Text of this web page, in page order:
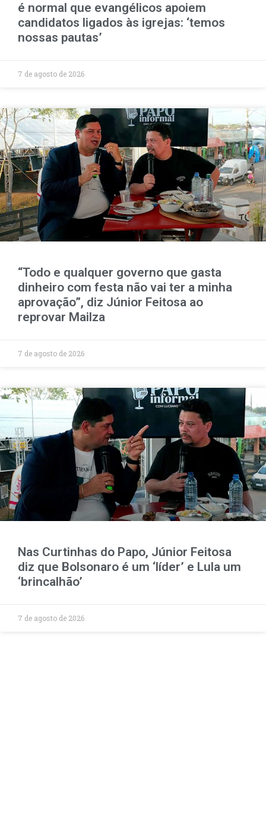
é normal que evangélicos apoiem
candidatos ligados às igrejas: ‘temos
nossas pautas’
7 de agosto de 2026
“Todo e qualquer governo que gasta
dinheiro com festa não vai ter a minha
aprovação”, diz Júnior Feitosa ao
reprovar Mailza
7 de agosto de 2026
Nas Curtinhas do Papo, Júnior Feitosa
diz que Bolsonaro é um ‘líder’ e Lula um
‘brincalhão’
7 de agosto de 2026